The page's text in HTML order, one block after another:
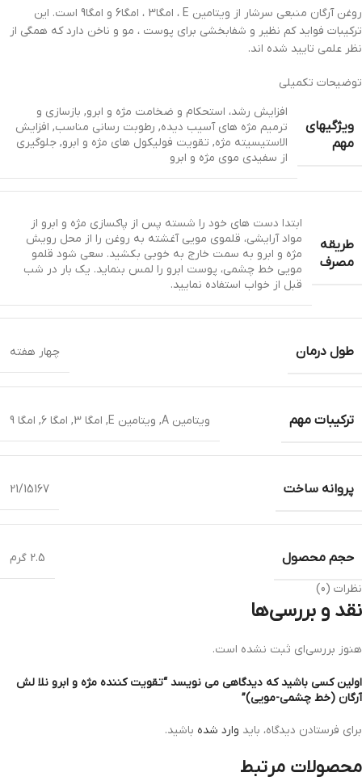
روغن آرگان منبعی سرشار از ویتامین E ، امگا3 ، امگا6 و امگا9 است. این
ترکیبات فواید کم نظیر و شفابخشی برای پوست ، مو و ناخن دارد که همگی از
نظر علمی تایید شده اند.
توضیحات تکمیلی
ویژگیهای
مهم
افزایش رشد، استحکام و ضخامت مژه و ابرو, بازسازی و
ترمیم مژه های آسیب دیده, رطوبت رسانی مناسب, افزایش
الاستیسیته مژه, تقویت فولیکول های مژه و ابرو, جلوگیری
از سفیدی موی مژه و ابرو
طریقه
مصرف
ابتدا دست های خود را شسته پس از پاکسازی مژه و ابرو از
مواد آرایشی، قلموی مویی آغشته به روغن را از محل رویش
مژه و ابرو به سمت خارج به خوبی بکشید. سعی شود قلمو
مویی خط چشمی، پوست ابرو را لمس بنماید. یک بار در شب
قبل از خواب استفاده نمایید.
طول درمان چهار هفته
ترکیبات مهم ویتامین A, ویتامین E, امگا 3, امگا 6, امگا 9
پروانه ساخت 21/15167
حجم محصول
2.5 گرم
نظرات (0)
نقد و بررسی‌ها
هنوز بررسی‌ای ثبت نشده است.
اولین کسی باشید که دیدگاهی می نویسد “تقویت کننده مژه و ابرو نلا لش
آرگان (خط چشمی-مویی)”
برای فرستادن دیدگاه، باید وارد شده باشید.
محصولات مرتبط